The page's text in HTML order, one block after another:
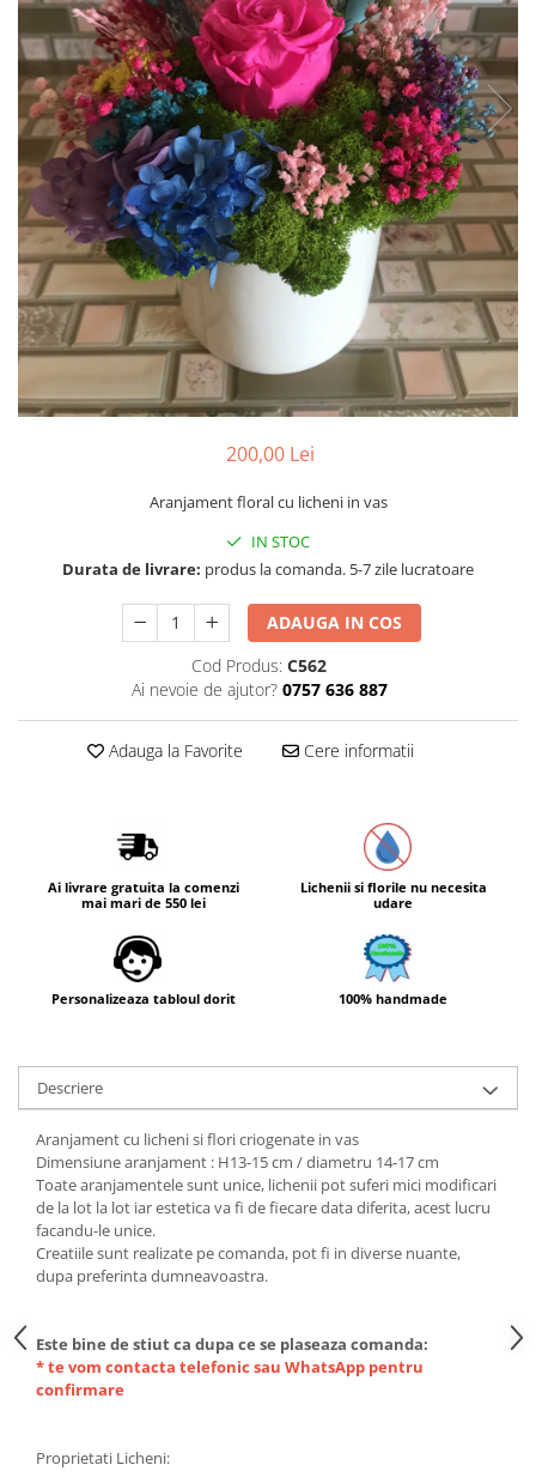
Tablou licheni pentru Barbati
Tablouri 40/30
Tablouri cu licheni pe canvas
Tablouri cu licheni pentru Nasi si
Fini
Tablouri fluturi
200,00 Lei
Aranjament floral cu licheni in vas
IN STOC
Durata de livrare: produs la comanda. 5-7 zile lucratoare
ADAUGA IN COS
Cod Produs: C562
Ai nevoie de ajutor? 0757 636 887
Adauga la Favorite Cere informatii
Ai livrare gratuita la comenzi
mai mari de 550 lei
Lichenii si florile nu necesita
udare
Personalizeaza tabloul dorit 100% handmade
Descriere
Aranjament cu licheni si flori criogenate in vas
Dimensiune aranjament : H13-15 cm / diametru 14-17 cm
Toate aranjamentele sunt unice, lichenii pot suferi mici modificari
de la lot la lot iar estetica va fi de fiecare data diferita, acest lucru
facandu-le unice.
Creatiile sunt realizate pe comanda, pot fi in diverse nuante,
dupa preferinta dumneavoastra.
Este bine de stiut ca dupa ce se plaseaza comanda:
* te vom contacta telefonic sau WhatsApp pentru
confirmare
Proprietati Licheni: